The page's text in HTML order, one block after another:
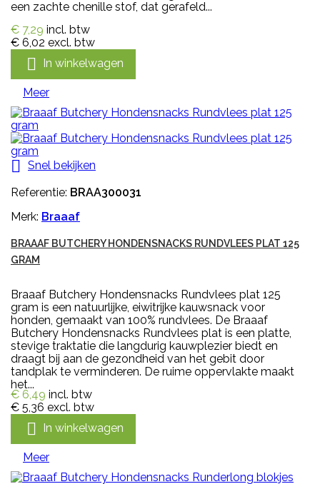
een zachte chenille stof, dat gerafeld...
€ 7,29 incl. btw
€ 6,02 excl. btw
 In winkelwagen
Meer
 Snel bekijken
Referentie: BRAA300031
Merk: Braaaf
BRAAAF BUTCHERY HONDENSNACKS RUNDVLEES PLAT 125
GRAM
Braaaf Butchery Hondensnacks Rundvlees plat 125
gram is een natuurlijke, eiwitrijke kauwsnack voor
honden, gemaakt van 100% rundvlees. De Braaaf
Butchery Hondensnacks Rundvlees plat is een platte,
stevige traktatie die langdurig kauwplezier biedt en
draagt bij aan de gezondheid van het gebit door
tandplak te verminderen. De ruime oppervlakte maakt
het...
€ 6,49 incl. btw
€ 5,36 excl. btw
 In winkelwagen
Meer